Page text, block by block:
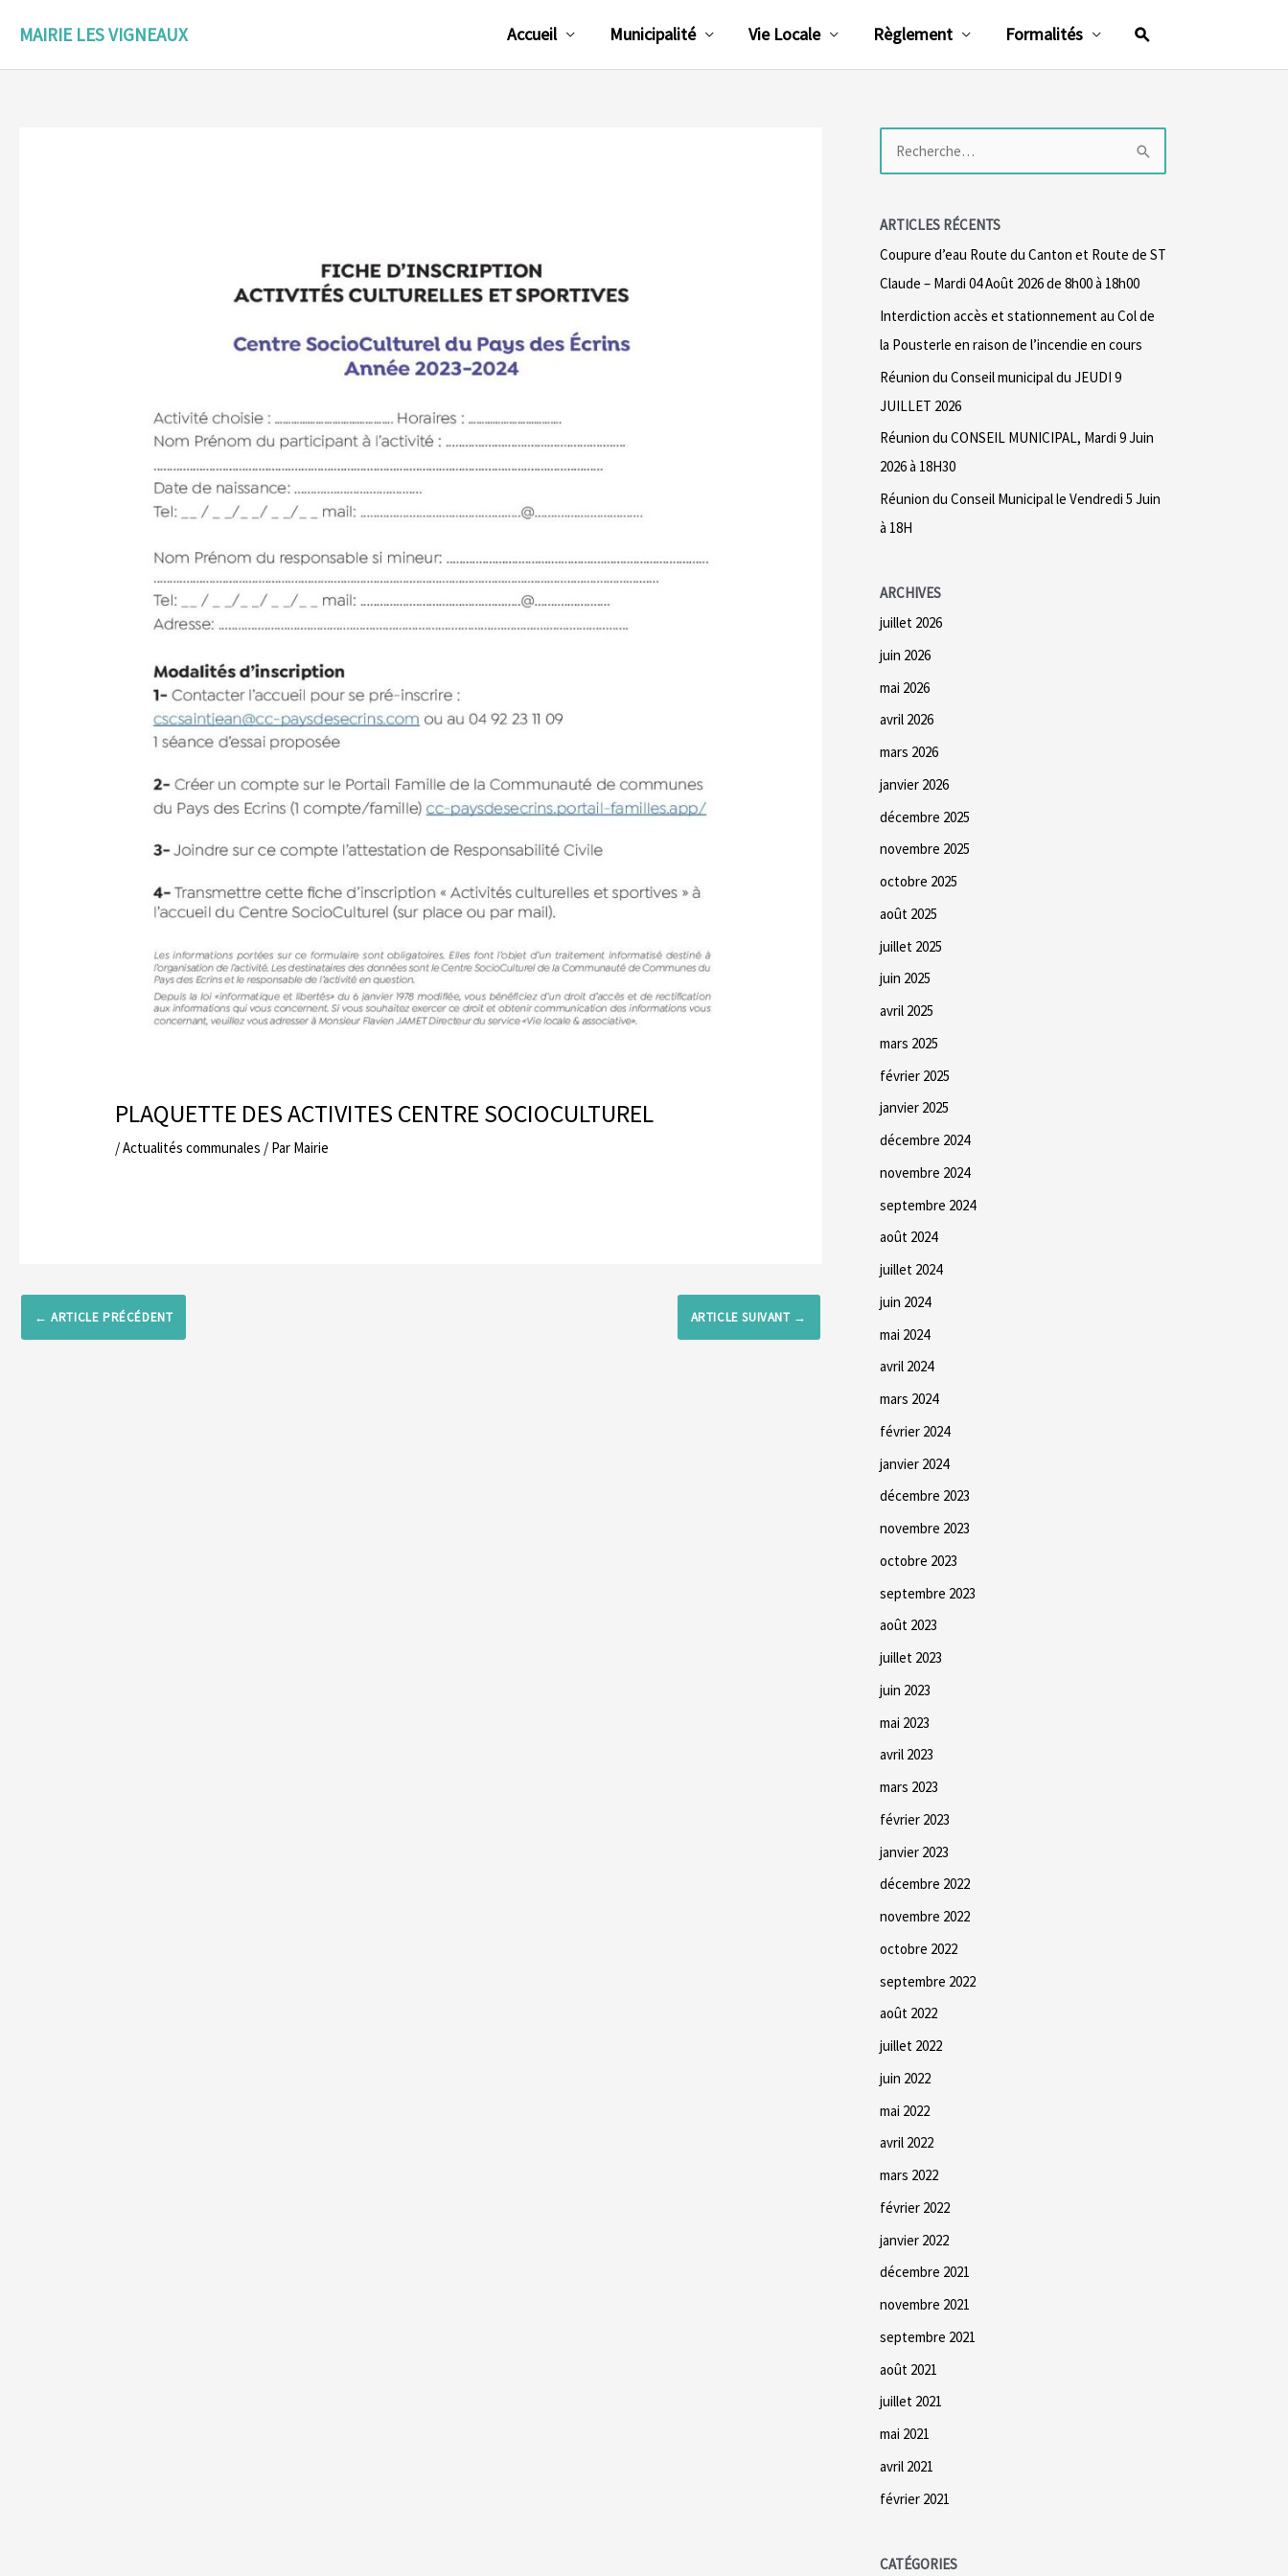
MAIRIE LES VIGNEAUX Accueil Municipalité Vie Locale Règlement Formalités Rechercher
PLAQUETTE DES ACTIVITES CENTRE SOCIOCULTUREL
/Actualités communales / Par Mairie
← ARTICLE PRÉCÉDENT ARTICLE SUIVANT →
c
h
e
r
:
ARTICLES RÉCENTS
Coupure d’eau Route du Canton et Route de ST
Claude – Mardi 04 Août 2026 de 8h00 à 18h00
Interdiction accès et stationnement au Col de
la Pousterle en raison de l’incendie en cours
Réunion du Conseil municipal du JEUDI 9
JUILLET 2026
Réunion du CONSEIL MUNICIPAL, Mardi 9 Juin
2026 à 18H30
Réunion du Conseil Municipal le Vendredi 5 Juin
à 18H
ARCHIVES
juillet 2026
juin 2026
mai 2026
avril 2026
mars 2026
janvier 2026
décembre 2025
novembre 2025
octobre 2025
août 2025
juillet 2025
juin 2025
avril 2025
mars 2025
février 2025
janvier 2025
décembre 2024
novembre 2024
septembre 2024
août 2024
juillet 2024
juin 2024
mai 2024
avril 2024
mars 2024
février 2024
janvier 2024
décembre 2023
novembre 2023
octobre 2023
septembre 2023
août 2023
juillet 2023
juin 2023
mai 2023
avril 2023
mars 2023
février 2023
janvier 2023
décembre 2022
novembre 2022
octobre 2022
septembre 2022
août 2022
juillet 2022
juin 2022
mai 2022
avril 2022
mars 2022
février 2022
janvier 2022
décembre 2021
novembre 2021
septembre 2021
août 2021
juillet 2021
mai 2021
avril 2021
février 2021
CATÉGORIES